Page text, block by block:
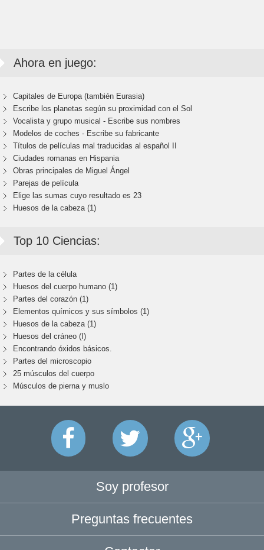
Ahora en juego:
Capitales de Europa (también Eurasia)
Escribe los planetas según su proximidad con el Sol
Vocalista y grupo musical - Escribe sus nombres
Modelos de coches - Escribe su fabricante
Títulos de películas mal traducidas al español II
Ciudades romanas en Hispania
Obras principales de Miguel Ángel
Parejas de película
Elige las sumas cuyo resultado es 23
Huesos de la cabeza (1)
Top 10 Ciencias:
Partes de la célula
Huesos del cuerpo humano (1)
Partes del corazón (1)
Elementos químicos y sus símbolos (1)
Huesos de la cabeza (1)
Huesos del cráneo (I)
Encontrando óxidos básicos.
Partes del microscopio
25 músculos del cuerpo
Músculos de pierna y muslo
Soy profesor
Preguntas frecuentes